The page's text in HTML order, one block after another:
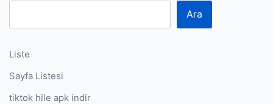
Ara
Liste
Sayfa Listesi
tiktok hile apk indir